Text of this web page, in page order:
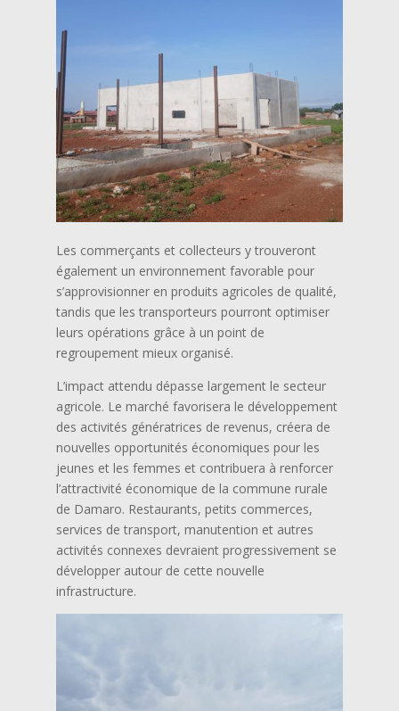
Les commerçants et collecteurs y trouveront
également un environnement favorable pour
s’approvisionner en produits agricoles de qualité,
tandis que les transporteurs pourront optimiser
leurs opérations grâce à un point de
regroupement mieux organisé.
L’impact attendu dépasse largement le secteur
agricole. Le marché favorisera le développement
des activités génératrices de revenus, créera de
nouvelles opportunités économiques pour les
jeunes et les femmes et contribuera à renforcer
l’attractivité économique de la commune rurale
de Damaro. Restaurants, petits commerces,
services de transport, manutention et autres
activités connexes devraient progressivement se
développer autour de cette nouvelle
infrastructure.